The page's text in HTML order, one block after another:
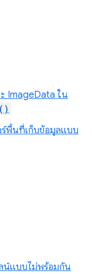
ImageData ใน
ร์พื้นที่เก็บข้อมูลแบบ
ลน์แบบไม่พร้อมกัน